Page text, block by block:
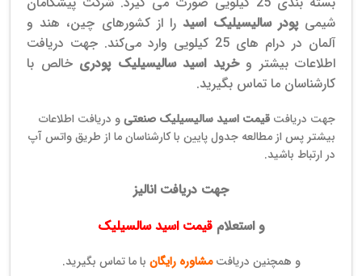
شیمیپودر سالیسیلیک اسیدرا از کشورهای چین، هند و
آلمان در درام های 25 کیلویی وارد می‌کند. جهت دریافت
اطلاعات بیشتر وخرید اسید سالیسیلیک پودری خالص با
کارشناسان ما تماس بگیرید.
جهت دریافت قیمت اسید سالیسیلیک صنعتیو دریافت اطلاعات
بیشتر پس از مطالعه جدول پایین با کارشناسان ما از طریق واتس آپ
در ارتباط باشید.
جهت دریافت انالیز
و استعلامقیمت اسید سالسیلیک
و همچنین دریافتمشاوره رایگان با ما تماس بگیرید.